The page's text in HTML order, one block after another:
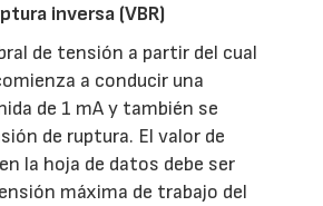
inversa (VBR)
de tensión a partir del cual
a conducir una
de 1 mA y también se
de ruptura. El valor de
la hoja de datos debe ser
máxima de trabajo del